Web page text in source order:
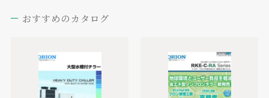
おすすめのカタログ